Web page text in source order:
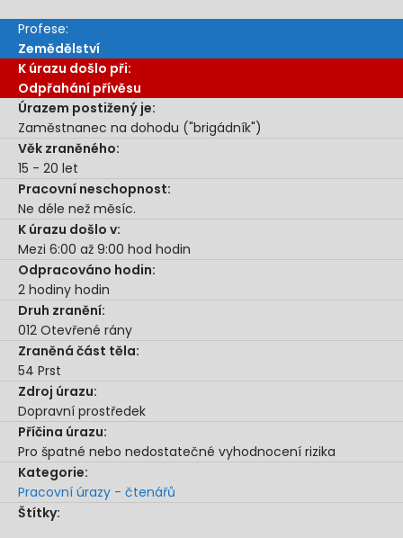
Profese:
Zemědělství
K úrazu došlo při:
Odpřahání přívěsu
Úrazem postižený je:
Zaměstnanec na dohodu ("brigádník")
Věk zraněného:
15 - 20 let
Pracovní neschopnost:
Ne déle než měsíc.
K úrazu došlo v:
Mezi 6:00 až 9:00 hod hodin
Odpracováno hodin:
2 hodiny hodin
Druh zranění:
012 Otevřené rány
Zraněná část těla:
54 Prst
Zdroj úrazu:
Dopravní prostředek
Příčina úrazu:
Pro špatné nebo nedostatečné vyhodnocení rizika
Kategorie:
Pracovní úrazy - čtenářů
Štítky: